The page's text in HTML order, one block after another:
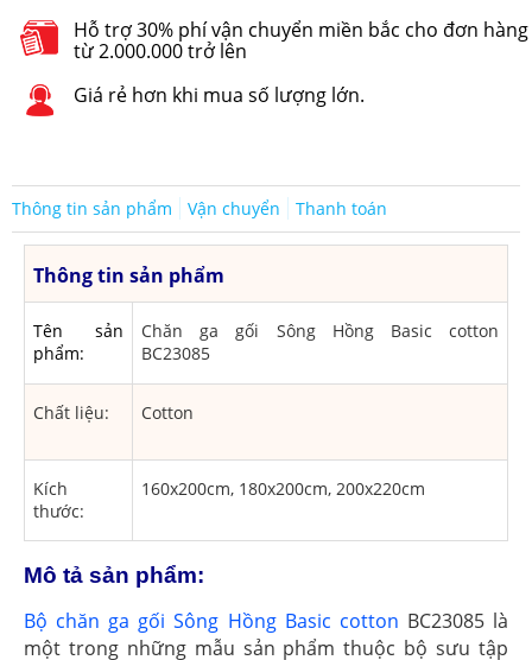
Hỗ trợ 30% phí vận chuyển miền bắc cho đơn hàng
từ 2.000.000 trở lên
Giá rẻ hơn khi mua số lượng lớn.
Thông tin sản phẩm Vận chuyển Thanh toán
Thông tin sản phẩm
Tên sản
phẩm:
Chăn ga gối Sông Hồng Basic cotton
BC23085
Chất liệu: Cotton
Kích
thước:
160x200cm, 180x200cm, 200x220cm
Mô tả sản phẩm:
Bộ chăn ga gối Sông Hồng Basic cotton BC23085 là
một trong những mẫu sản phẩm thuộc bộ sưu tập